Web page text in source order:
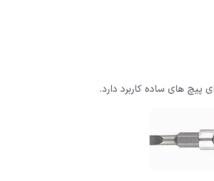
پیچ های ساده کاربرد دارد.